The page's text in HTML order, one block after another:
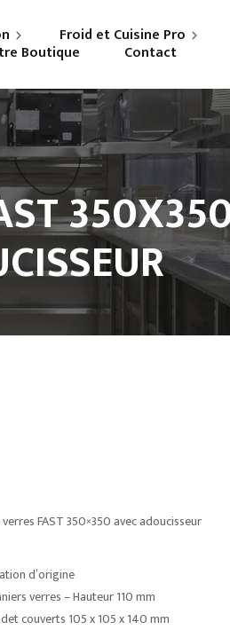
Froid et Cuisine Pro
professionnel
Cuisiniste
Boutique Contact
FAST 350×350 avec adoucisseur
d’origine
verres – Hauteur 110 mm
couverts 105 x 105 x 140 mm